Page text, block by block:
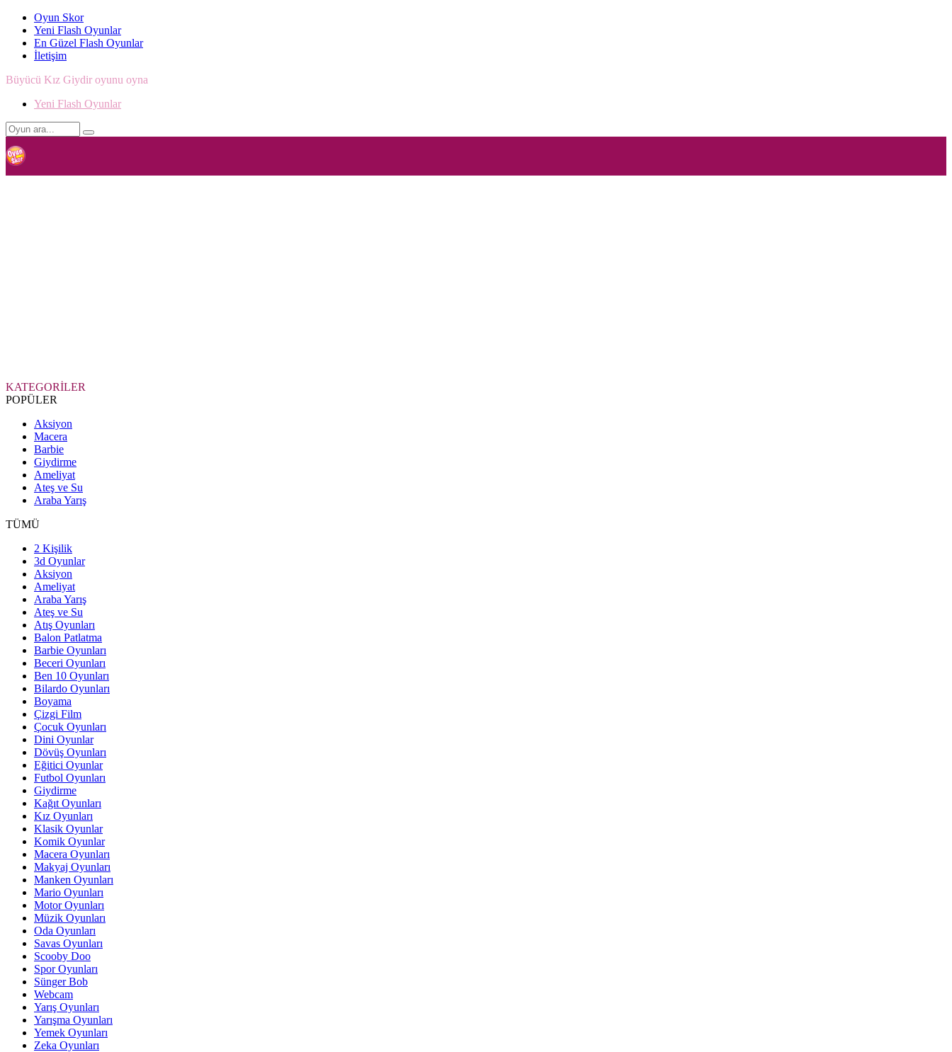
Oyun Skor
Yeni Flash Oyunlar
En Güzel Flash Oyunlar
İletişim
Büyücü Kız Giydir oyunu oyna
Yeni Flash Oyunlar
KATEGORİLER
POPÜLER
Aksiyon
Macera
Barbie
Giydirme
Ameliyat
Ateş ve Su
Araba Yarış
TÜMÜ
2 Kişilik
3d Oyunlar
Aksiyon
Ameliyat
Araba Yarış
Ateş ve Su
Atış Oyunları
Balon Patlatma
Barbie Oyunları
Beceri Oyunları
Ben 10 Oyunları
Bilardo Oyunları
Boyama
Çizgi Film
Çocuk Oyunları
Dini Oyunlar
Dövüş Oyunları
Eğitici Oyunlar
Futbol Oyunları
Giydirme
Kağıt Oyunları
Kız Oyunları
Klasik Oyunlar
Komik Oyunlar
Macera Oyunları
Makyaj Oyunları
Manken Oyunları
Mario Oyunları
Motor Oyunları
Müzik Oyunları
Oda Oyunları
Savas Oyunları
Scooby Doo
Spor Oyunları
Sünger Bob
Webcam
Yarış Oyunları
Yarışma Oyunları
Yemek Oyunları
Zeka Oyunları